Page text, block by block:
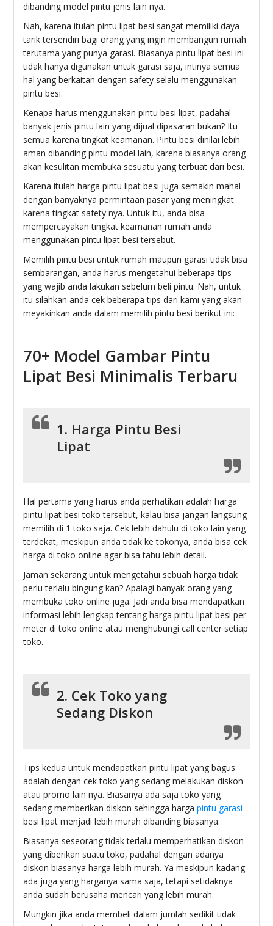
dibanding model pintu jenis lain nya.
Nah, karena itulah pintu lipat besi sangat memiliki daya
tarik tersendiri bagi orang yang ingin membangun rumah
terutama yang punya garasi. Biasanya pintu lipat besi ini
tidak hanya digunakan untuk garasi saja, intinya semua
hal yang berkaitan dengan safety selalu menggunakan
pintu besi.
Kenapa harus menggunakan pintu besi lipat, padahal
banyak jenis pintu lain yang dijual dipasaran bukan? Itu
semua karena tingkat keamanan. Pintu besi dinilai lebih
aman dibanding pintu model lain, karena biasanya orang
akan kesulitan membuka sesuatu yang terbuat dari besi.
Karena itulah harga pintu lipat besi juga semakin mahal
dengan banyaknya permintaan pasar yang meningkat
karena tingkat safety nya. Untuk itu, anda bisa
mempercayakan tingkat keamanan rumah anda
menggunakan pintu lipat besi tersebut.
Memilih pintu besi untuk rumah maupun garasi tidak bisa
sembarangan, anda harus mengetahui beberapa tips
yang wajib anda lakukan sebelum beli pintu. Nah, untuk
itu silahkan anda cek beberapa tips dari kami yang akan
meyakinkan anda dalam memilih pintu besi berikut ini:
70+ Model Gambar Pintu
Lipat Besi Minimalis Terbaru
1. Harga Pintu Besi
Lipat
Hal pertama yang harus anda perhatikan adalah harga
pintu lipat besi toko tersebut, kalau bisa jangan langsung
memilih di 1 toko saja. Cek lebih dahulu di toko lain yang
terdekat, meskipun anda tidak ke tokonya, anda bisa cek
harga di toko online agar bisa tahu lebih detail.
Jaman sekarang untuk mengetahui sebuah harga tidak
perlu terlalu bingung kan? Apalagi banyak orang yang
membuka toko online juga. Jadi anda bisa mendapatkan
informasi lebih lengkap tentang harga pintu lipat besi per
meter di toko online atau menghubungi call center setiap
toko.
2. Cek Toko yang
Sedang Diskon
Tips kedua untuk mendapatkan pintu lipat yang bagus
adalah dengan cek toko yang sedang melakukan diskon
atau promo lain nya. Biasanya ada saja toko yang
sedang memberikan diskon sehingga hargapintu garasi
besi lipat menjadi lebih murah dibanding biasanya.
Biasanya seseorang tidak terlalu memperhatikan diskon
yang diberikan suatu toko, padahal dengan adanya
diskon biasanya harga lebih murah. Ya meskipun kadang
ada juga yang harganya sama saja, tetapi setidaknya
anda sudah berusaha mencari yang lebih murah.
Mungkin jika anda membeli dalam jumlah sedikit tidak